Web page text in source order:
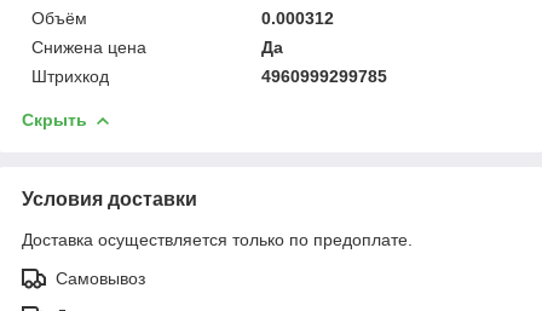
Объём
0.000312
Снижена цена
Да
Штрихкод
4960999299785
Скрыть
Условия доставки
Доставка осуществляется только по предоплате.
Самовывоз